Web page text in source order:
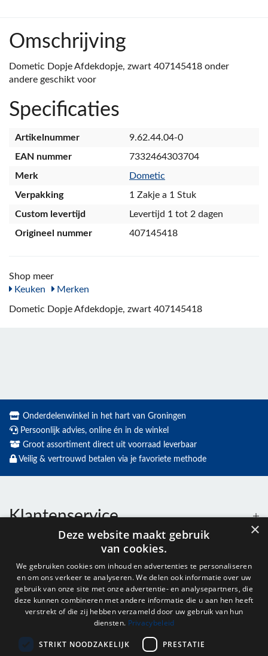
Omschrijving
Dometic Dopje Afdekdopje, zwart 407145418 onder
andere geschikt voor
Specificaties
Artikelnummer
9.62.44.04-0
EAN nummer
7332464303704
Merk
Dometic
Verpakking
1 Zakje a 1 Stuk
Custom levertijd
Levertijd 1 tot 2 dagen
Origineel nummer
407145418
Shop meer
Keuken
Merken
Dometic Dopje Afdekdopje, zwart 407145418
Onderdelenwinkel in het hart van Groningen
Persoonlijk advies, online én in de winkel
Groot assortiment direct uit voorraad leverbaar
Veilig & vertrouwd betalen via je favoriete methode
Klantenservice
Openingstijden
Nieuwsbrief
×
Deze website maakt gebruik
van cookies.
We gebruiken cookies om inhoud en advertenties te personaliseren
en om ons verkeer te analyseren. We delen ook informatie over uw
gebruik van onze site met onze advertentie- en analysepartners, die
deze kunnen combineren met andere informatie die u aan hen heeft
verstrekt of die zij hebben verzameld door uw gebruik van hun
diensten. Privacybeleid
STRIKT NOODZAKELIJK PRESTATIE